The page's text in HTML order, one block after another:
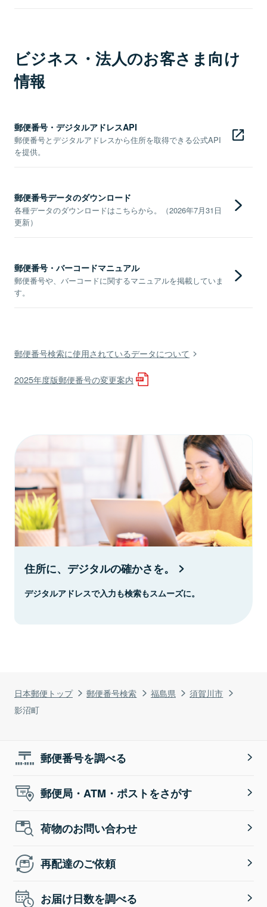
日本郵便トップ 郵便番号検索 福島県
須賀川市
影沼町
ビジネス・法人のお客さま向け
情報
郵便番号・デジタルアドレスAPI
郵便番号とデジタルアドレスから住所を取得できる公式API
を提供。
郵便番号データのダウンロード
各種データのダウンロードはこちらから。（2026年7月31日
更新）
郵便番号・バーコードマニュアル
郵便番号や、バーコードに関するマニュアルを掲載していま
す。
郵便番号検索に使用されているデータについて
2025年度版郵便番号の変更案内
住所に、デジタルの確かさを。
デジタルアドレスで入力も検索もスムーズに。
郵便番号を調べる
郵便局・ATM・ポストをさがす
荷物のお問い合わせ
再配達のご依頼
お届け日数を調べる